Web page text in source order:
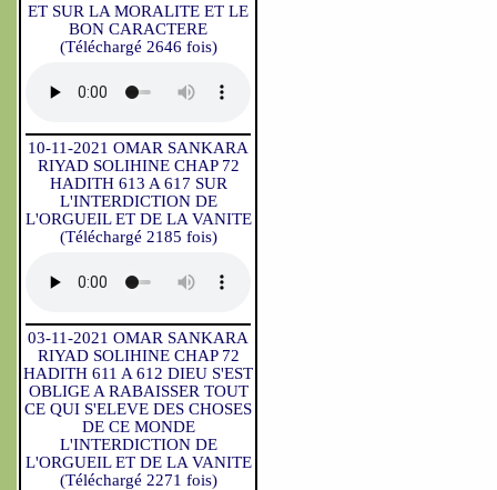
ET SUR LA MORALITE ET LE
BON CARACTERE
(Téléchargé 2646 fois)
10-11-2021 OMAR SANKARA
RIYAD SOLIHINE CHAP 72
HADITH 613 A 617 SUR
L'INTERDICTION DE
L'ORGUEIL ET DE LA VANITE
(Téléchargé 2185 fois)
03-11-2021 OMAR SANKARA
RIYAD SOLIHINE CHAP 72
HADITH 611 A 612 DIEU S'EST
OBLIGE A RABAISSER TOUT
CE QUI S'ELEVE DES CHOSES
DE CE MONDE
L'INTERDICTION DE
L'ORGUEIL ET DE LA VANITE
(Téléchargé 2271 fois)